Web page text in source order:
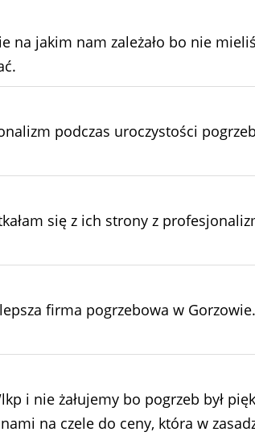
na jakim nam zależało bo nie
podczas uroczystości
się z ich strony z
firma pogrzebowa w
i nie żałujemy bo pogrzeb był
na czele do ceny, która w